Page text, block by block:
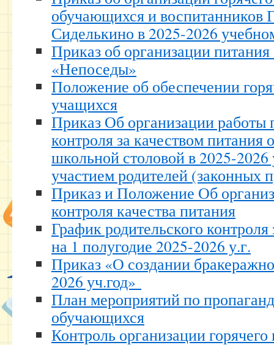
обучающихся и
Сиделькино в 2025-2026
Приказ об организации
«Непоседы»
Положение об обеспечении
учащихся
Приказ Об организации
контроля за качеством
школьной столовой в 2025-2026
участием родителей (законных
Приказ и Положение Об
контроля качества питания
График родительского
на 1 полугодие 2025-2026 у.г.
Приказ «О создании
2026 уч.год»
План мероприятий по
обучающихся
Контроль организации горячего